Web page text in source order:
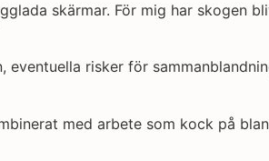
skärmar. För mig har skogen
risker för
med arbete som kock på